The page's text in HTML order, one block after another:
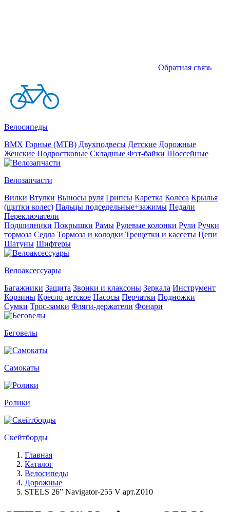
Обратная связь
Велосипеды
BMX Горные (MTB) Двухподвесы Детские Дорожные
Женские Подростковые Складные Фэт-байки Шоссейные
Велозапчасти
Вилки Втулки Выносы руля Грипсы Каретка Колеса Крылья
(щитки колес) Пальцы подседельные+зажимы Педали
Переключатели
Подшипники Покрышки Рамы Рулевые колонки Рули Ручки
тормоза Седла Тормоза и колодки Трещетки и кассеты Цепи
Шатуны Шифтеры
Велоаксессуары
Багажники Защита Звонки и клаксоны Зеркала Инструмент
Корзины Кресло детское Насосы Перчатки Подножки
Сумки Трос-замки Фляги-держатели Фонари
Беговелы
Самокаты
Ролики
Скейтборды
Главная
Каталог
Велосипеды
Дорожные
STELS 26” Navigator-255 V арт.Z010